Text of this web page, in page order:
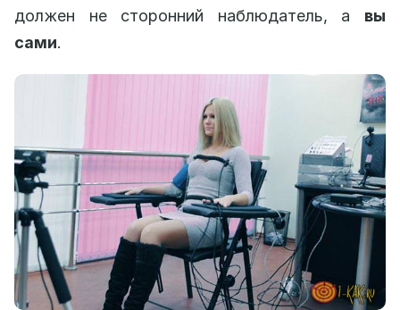
должен не сторонний наблюдатель, а вы
сами.